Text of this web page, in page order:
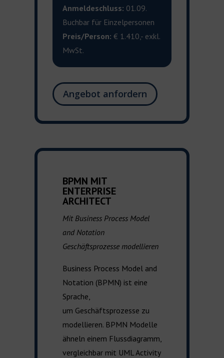
Anmeldeschluss: 01.09.
Buchbar für Einzelpersonen
Preis/Person: € 1.410,- exkl.
MwSt.
Angebot anfordern
BPMN MIT
ENTERPRISE
ARCHITECT
Mit Business Process Model
and Notation
Geschäftsprozesse modellieren
Business Process Model and
Notation (BPMN) ist eine
Sprache,
um Geschäftsprozesse zu
modellieren. BPMN Modelle
ähneln einem Flussdiagramm,
vergleichbar mit UML Activity